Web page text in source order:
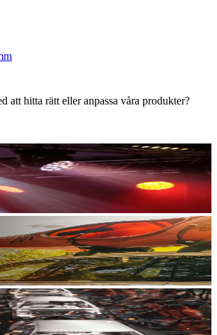
att hitta rätt eller anpassa våra produkter?